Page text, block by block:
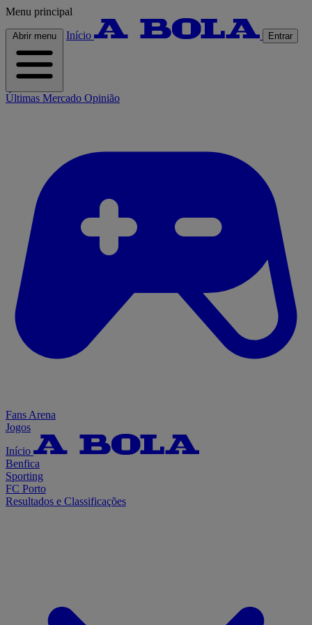
Menu principal
Abrir menu Início Entrar
Últimas Mercado Opinião
Fans Arena
Jogos
Início
Benfica
Sporting
FC Porto
Resultados e Classificações